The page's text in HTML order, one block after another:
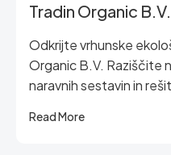
Tradin Organic B.V.
Odkrijte vrhunske
Organic B.V. Raziščite
naravnih sestavin in
Read More